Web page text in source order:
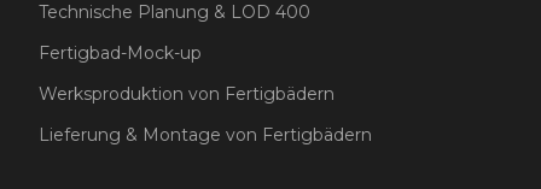
Technische Planung & LOD 400
Fertigbad-Mock-up
Werksproduktion von Fertigbädern
Lieferung & Montage von Fertigbädern